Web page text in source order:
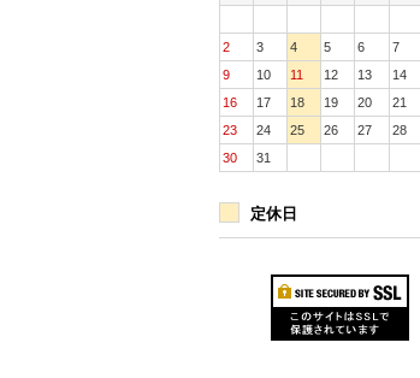
2
3 4 5 6 7
9
10 11 12 13 14
16
17 18 19 20 21
23
24 25 26 27 28
30
31
定休日